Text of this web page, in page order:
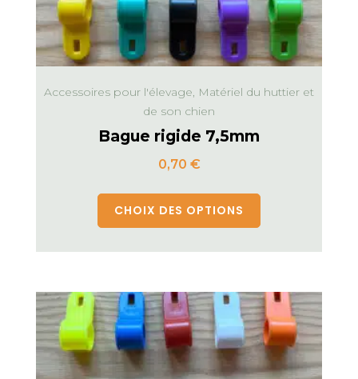
Accessoires pour l'élevage, Matériel du huttier et
de son chien
Bague rigide 7,5mm
0,70 €
CHOIX DES OPTIONS